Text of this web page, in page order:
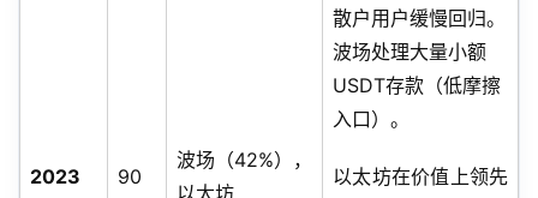
2023 90
波场（42%），
散户用户缓慢回归。
波场处理大量小额
USDT存款（低摩擦
入口）。
以太坊在价值上领先